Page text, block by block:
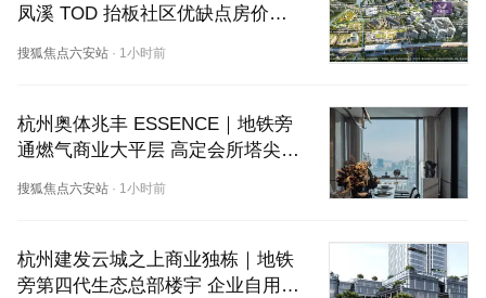
凤溪 TOD 抬板社区优缺点房价测
搜狐焦点六安站 · 1小时前
杭州奥体兆丰 ESSENCE｜地铁旁
通燃气商业大平层 高定会所塔尖资
搜狐焦点六安站 · 1小时前
杭州建发云城之上商业独栋｜地铁
旁第四代生态总部楼宇 企业自用投